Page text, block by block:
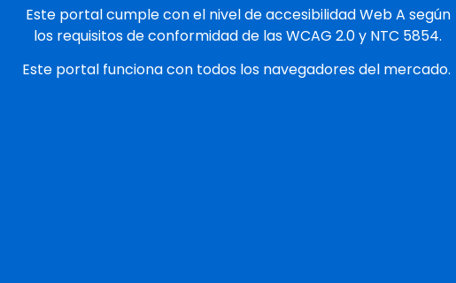
Este portal cumple con el nivel de accesibilidad Web A según
los requisitos de conformidad de las WCAG 2.0 y NTC 5854.
Este portal funciona con todos los navegadores del mercado.